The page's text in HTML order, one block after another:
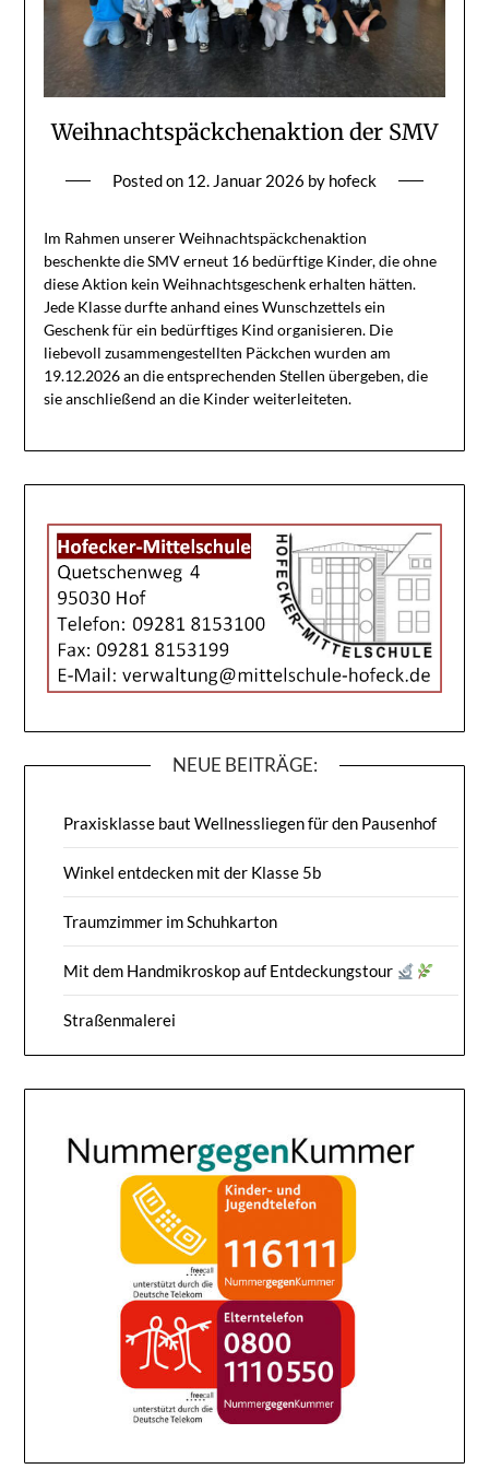
Weihnachtspäckchenaktion der SMV
Posted on 12. Januar 2026 by hofeck
Im Rahmen unserer Weihnachtspäckchenaktion
beschenkte die SMV erneut 16 bedürftige Kinder, die ohne
diese Aktion kein Weihnachtsgeschenk erhalten hätten.
Jede Klasse durfte anhand eines Wunschzettels ein
Geschenk für ein bedürftiges Kind organisieren. Die
liebevoll zusammengestellten Päckchen wurden am
19.12.2026 an die entsprechenden Stellen übergeben, die
sie anschließend an die Kinder weiterleiteten.
NEUE BEITRÄGE:
Praxisklasse baut Wellnessliegen für den Pausenhof
Winkel entdecken mit der Klasse 5b
Traumzimmer im Schuhkarton
Mit dem Handmikroskop auf Entdeckungstour
Straßenmalerei